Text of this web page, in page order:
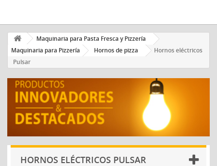
Maquinaria para Pasta Fresca y Pizzería
Maquinaria para Pizzería
Hornos de pizza
Hornos eléctricos
Pulsar
HORNOS ELÉCTRICOS PULSAR